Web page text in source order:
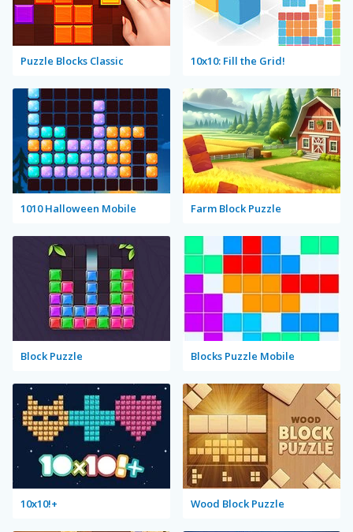
Puzzle Blocks Classic 10x10: Fill the Grid!
1010 Halloween Mobile Farm Block Puzzle
Block Puzzle Blocks Puzzle Mobile
10x10!+ Wood Block Puzzle